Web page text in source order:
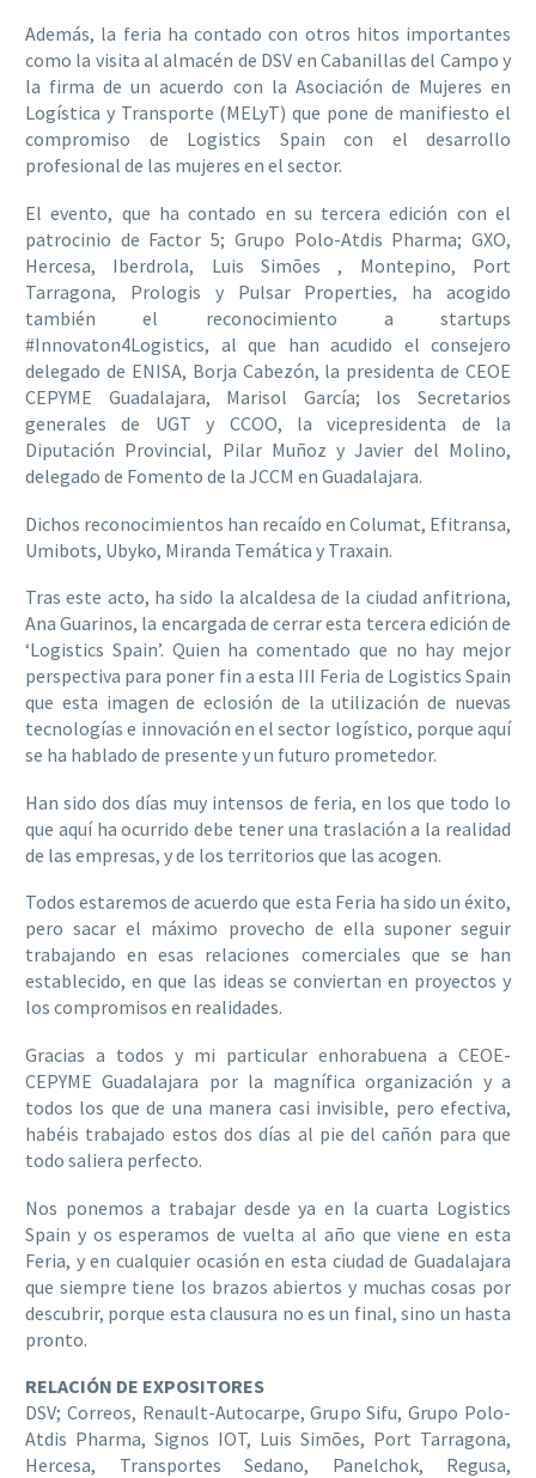
Además, la feria ha contado con otros hitos importantes
como la visita al almacén de DSV en Cabanillas del Campo y
la firma de un acuerdo con la Asociación de Mujeres en
Logística y Transporte (MELyT) que pone de manifiesto el
compromiso de Logistics Spain con el desarrollo
profesional de las mujeres en el sector.
El evento, que ha contado en su tercera edición con el
patrocinio de Factor 5; Grupo Polo-Atdis Pharma; GXO,
Hercesa, Iberdrola, Luis Simões , Montepino, Port
Tarragona, Prologis y Pulsar Properties, ha acogido
también el reconocimiento a startups
#Innovaton4Logistics, al que han acudido el consejero
delegado de ENISA, Borja Cabezón, la presidenta de CEOE
CEPYME Guadalajara, Marisol García; los Secretarios
generales de UGT y CCOO, la vicepresidenta de la
Diputación Provincial, Pilar Muñoz y Javier del Molino,
delegado de Fomento de la JCCM en Guadalajara.
Dichos reconocimientos han recaído en Columat, Efitransa,
Umibots, Ubyko, Miranda Temática y Traxain.
Tras este acto, ha sido la alcaldesa de la ciudad anfitriona,
Ana Guarinos, la encargada de cerrar esta tercera edición de
‘Logistics Spain’. Quien ha comentado que no hay mejor
perspectiva para poner fin a esta III Feria de Logistics Spain
que esta imagen de eclosión de la utilización de nuevas
tecnologías e innovación en el sector logístico, porque aquí
se ha hablado de presente y un futuro prometedor.
Han sido dos días muy intensos de feria, en los que todo lo
que aquí ha ocurrido debe tener una traslación a la realidad
de las empresas, y de los territorios que las acogen.
Todos estaremos de acuerdo que esta Feria ha sido un éxito,
pero sacar el máximo provecho de ella suponer seguir
trabajando en esas relaciones comerciales que se han
establecido, en que las ideas se conviertan en proyectos y
los compromisos en realidades.
Gracias a todos y mi particular enhorabuena a CEOE-
CEPYME Guadalajara por la magnífica organización y a
todos los que de una manera casi invisible, pero efectiva,
habéis trabajado estos dos días al pie del cañón para que
todo saliera perfecto.
Nos ponemos a trabajar desde ya en la cuarta Logistics
Spain y os esperamos de vuelta al año que viene en esta
Feria, y en cualquier ocasión en esta ciudad de Guadalajara
que siempre tiene los brazos abiertos y muchas cosas por
descubrir, porque esta clausura no es un final, sino un hasta
pronto.
RELACIÓN DE EXPOSITORES
DSV; Correos, Renault-Autocarpe, Grupo Sifu, Grupo Polo-
Atdis Pharma, Signos IOT, Luis Simões, Port Tarragona,
Hercesa, Transportes Sedano, Panelchok, Regusa,